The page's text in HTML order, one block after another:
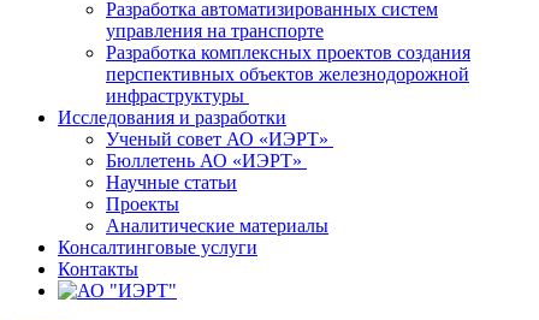
Разработка автоматизированных систем
управления на транспорте
Разработка комплексных проектов создания
перспективных объектов железнодорожной
инфраструктуры
Исследования и разработки
Ученый совет АО «ИЭРТ»
Бюллетень АО «ИЭРТ»
Научные статьи
Проекты
Аналитические материалы
Консалтинговые услуги
Контакты